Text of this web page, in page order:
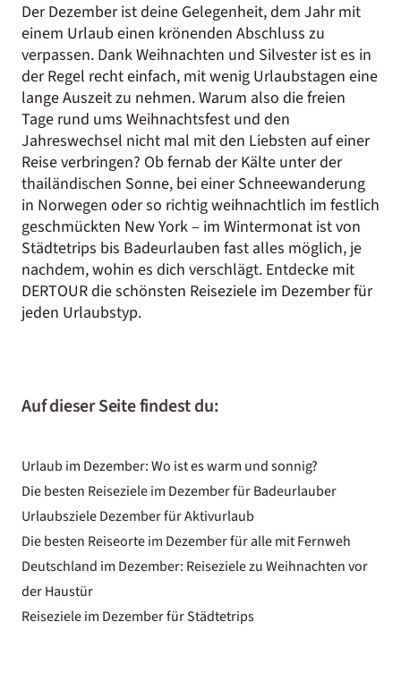
Der Dezember ist deine Gelegenheit, dem Jahr mit
einem Urlaub einen krönenden Abschluss zu
verpassen. Dank Weihnachten und Silvester ist es in
der Regel recht einfach, mit wenig Urlaubstagen eine
lange Auszeit zu nehmen. Warum also die freien
Tage rund ums Weihnachtsfest und den
Jahreswechsel nicht mal mit den Liebsten auf einer
Reise verbringen? Ob fernab der Kälte unter der
thailändischen Sonne, bei einer Schneewanderung
in Norwegen oder so richtig weihnachtlich im festlich
geschmückten New York – im Wintermonat ist von
Städtetrips bis Badeurlauben fast alles möglich, je
nachdem, wohin es dich verschlägt. Entdecke mit
DERTOUR die schönsten Reiseziele im Dezember für
jeden Urlaubstyp.
Auf dieser Seite findest du:
Urlaub im Dezember: Wo ist es warm und sonnig?
Die besten Reiseziele im Dezember für Badeurlauber
Urlaubsziele Dezember für Aktivurlaub
Die besten Reiseorte im Dezember für alle mit Fernweh
Deutschland im Dezember: Reiseziele zu Weihnachten vor
der Haustür
Reiseziele im Dezember für Städtetrips